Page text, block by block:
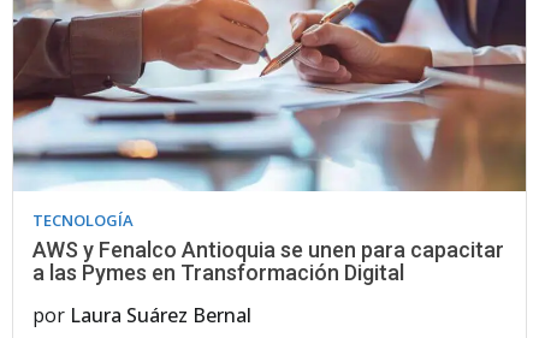
TECNOLOGÍA
AWS y Fenalco Antioquia se unen para capacitar
a las Pymes en Transformación Digital
por Laura Suárez Bernal